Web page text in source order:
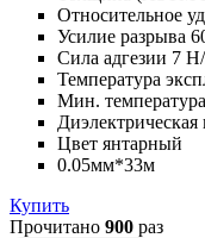
Относительное
Усилие разрыва
Сила адгезии 7
Температура
Мин.
Цвет янтарный
0.05мм*33м
Купить
Прочитано 900 раз